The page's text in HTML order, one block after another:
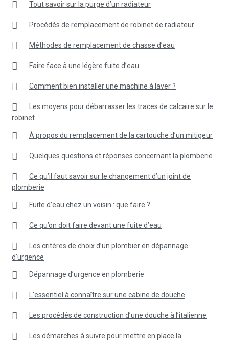
Tout savoir sur la purge d’un radiateur
Procédés de remplacement de robinet de radiateur
Méthodes de remplacement de chasse d’eau
Faire face à une légère fuite d’eau
Comment bien installer une machine à laver ?
Les moyens pour débarrasser les traces de calcaire sur le
robinet
À propos du remplacement de la cartouche d’un mitigeur
Quelques questions et réponses concernant la plomberie
Ce qu’il faut savoir sur le changement d’un joint de
plomberie
Fuite d’eau chez un voisin : que faire ?
Ce qu’on doit faire devant une fuite d’eau
Les critères de choix d’un plombier en dépannage
d’urgence
Dépannage d’urgence en plomberie
L’essentiel à connaître sur une cabine de douche
Les procédés de construction d’une douche à l’italienne
Les démarches à suivre pour mettre en place la